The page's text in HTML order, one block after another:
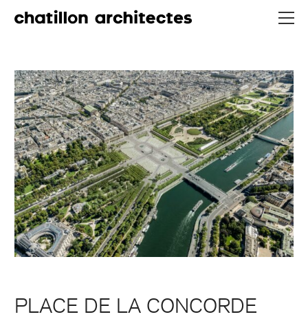
PLACE DE LA CONCORDE